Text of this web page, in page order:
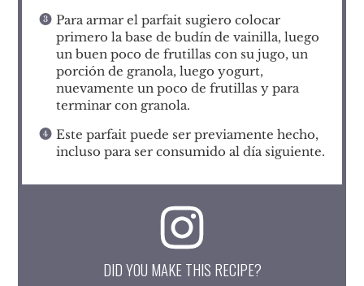
Para armar el parfait sugiero colocar
primero la base de budín de vainilla, luego
un buen poco de frutillas con su jugo, un
porción de granola, luego yogurt,
nuevamente un poco de frutillas y para
terminar con granola.
Este parfait puede ser previamente hecho,
incluso para ser consumido al día siguiente.
DID YOU MAKE THIS RECIPE?